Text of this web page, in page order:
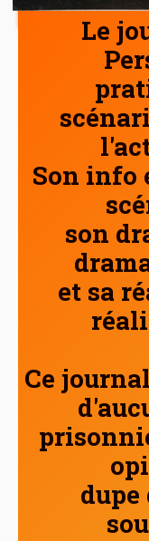
Le
Son info
son
et sa
Ce
dupe